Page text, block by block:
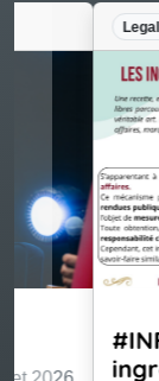
Legal